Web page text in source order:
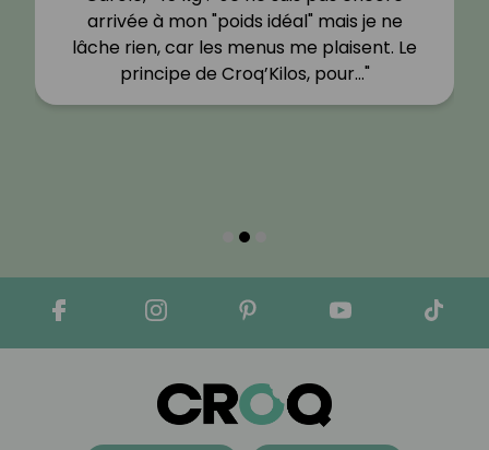
arrivée à mon "poids idéal" mais je ne
lâche rien, car les menus me plaisent. Le
principe de Croq’Kilos, pour…"